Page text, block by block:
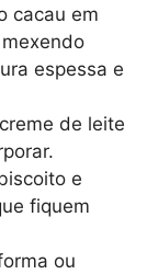
cacau em
espessa e
de leite
e
fiquem
ou